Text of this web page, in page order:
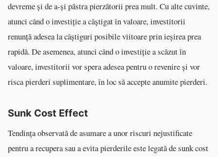
devreme și de a-și păstra pierzătorii prea mult. Cu alte cuvinte,
atunci când o investiție a câștigat în valoare, investitorii
renunță adesea la câștiguri posibile viitoare prin ieșirea prea
rapidă. De asemenea, atunci când o investiție a scăzut în
valoare, investitorii vor spera adesea pentru o revenire și vor
risca pierderi suplimentare, în loc să accepte anumite pierderi.
Sunk Cost Effect
Tendința observată de asumare a unor riscuri nejustificate
pentru a recupera sau a evita pierderile este legată de sunk cost